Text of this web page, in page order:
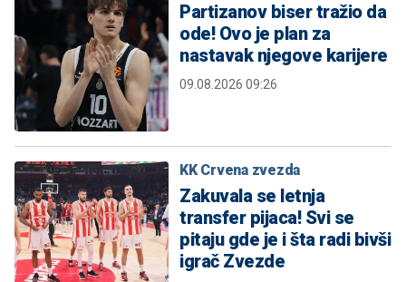
Partizanov biser tražio da
ode! Ovo je plan za
nastavak njegove karijere
09.08.2026 09:26
KK Crvena zvezda
Zakuvala se letnja
transfer pijaca! Svi se
pitaju gde je i šta radi bivši
igrač Zvezde